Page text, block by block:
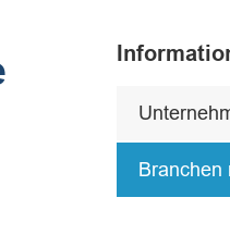
Branchen